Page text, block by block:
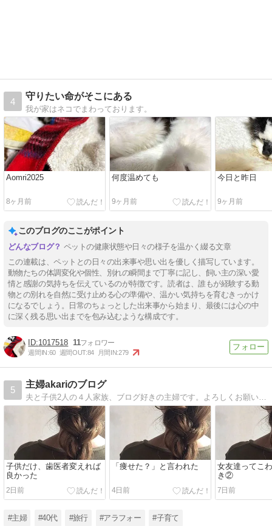
4
守りたい命がそこにある
我が家はネコでまわっております。
Aomri2025
8ヶ月前
何度温めても
9ヶ月前
今日と昨日
9ヶ月前
このブログのここがポイント
ペットの健康状態や日々の様子を温かく綴る文章
この連載は、ペットとの日々の出来事や思い出を優しく描写しています。
動物たちの体調変化や個性、別れの瞬間まで丁寧に記し、飼い主の深い愛
情と感謝の気持ちを伝えているのが特徴です。読者は、誰もが経験する動
物との別れを自然に受け止める心の準備や、温かい気持ちを育むきっかけ
になるでしょう。日常のちょっとした出来事から始まり、最後には心の中
に深く残る思い出までを包み込むような構成です。
1017518 11
週間IN:60 週間OUT:84 月間IN:279
5
主婦akariのブログ
夫と子供2人の４人家族、ブログ好きの主婦です。よろしくお願いします。
子供だけ、歯医者変えれば
良かった
2日前
「痩せた？」と言われた
4日前
女友達ってこ
き②
7日前
#主婦 #40代 #旅行 #アラフォー #子育て